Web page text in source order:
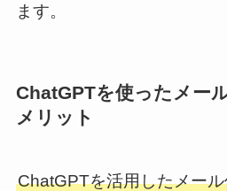
ます。
ChatGPTを使ったメー
メリット
ChatGPTを活用したメー